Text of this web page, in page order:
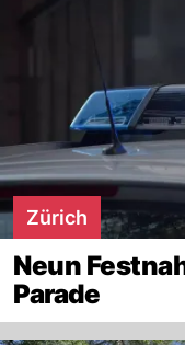
Zürich
Neun
Parade